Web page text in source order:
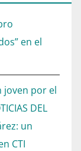
en el
joven por el
DEL
un
CTI